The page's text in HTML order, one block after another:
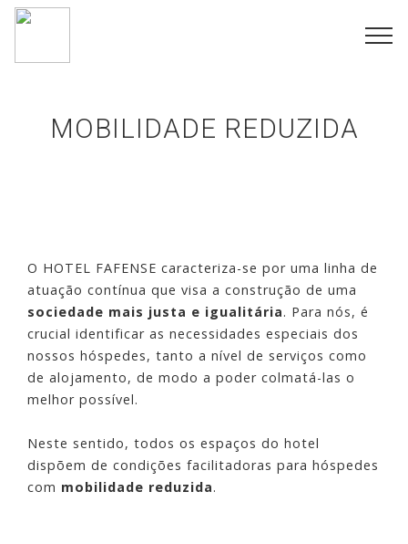
MOBILIDADE REDUZIDA
O HOTEL FAFENSE caracteriza-se por uma linha de
atuação contínua que visa a construção de uma
sociedade mais justa e igualitária. Para nós, é
crucial identificar as necessidades especiais dos
nossos hóspedes, tanto a nível de serviços como
de alojamento, de modo a poder colmatá-las o
melhor possível.
Neste sentido, todos os espaços do hotel
dispõem de condições facilitadoras para hóspedes
com mobilidade reduzida.